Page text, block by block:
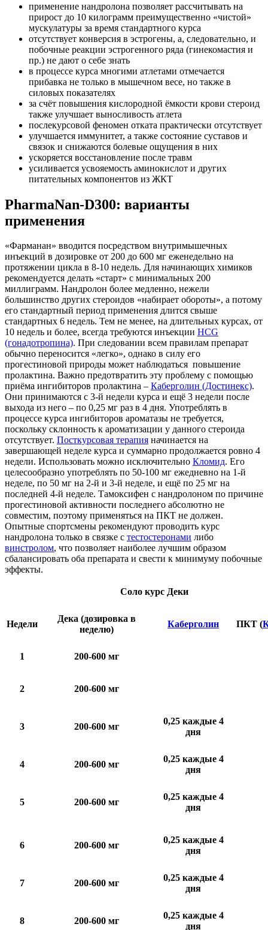
применение нандролона позволяет рассчитывать на
прирост до 10 килограмм преимущественно «чистой»
мускулатуры за время стандартного курса
отсутствует конверсия в эстрогены, а, следовательно, и
побочные реакции эстрогенного ряда (гинекомастия и
пр.) не дают о себе знать
в процессе курса многими атлетами отмечается
прибавка не только в мышечном весе, но также в
силовых показателях
за счёт повышения кислородной ёмкости крови стероид
также улучшает выносливость атлета
послекурсовой феномен отката практически отсутствует
улучшается иммунитет, а также состояние суставов и
связок и снижаются болевые ощущения в них
ускоряется восстановление после травм
усиливается усвояемость аминокислот и других
питательных компонентов из ЖКТ
PharmaNan-D300: варианты
применения
«Фарманан» вводится посредством внутримышечных
инъекций в дозировке от 200 до 600 мг еженедельно на
протяжении цикла в 8-10 недель. Для начинающих химиков
рекомендуется делать «старт» с минимальных 200
миллиграмм. Нандролон более медленно, нежели
большинство других стероидов «набирает обороты», а потому
его стандартный период применения длится свыше
стандартных 6 недель. Тем не менее, на длительных курсах, от
10 недель и более, всегда требуются инъекции HCG
(гонадотропина). При следовании всем правилам препарат
обычно переносится «легко», однако в силу его
прогестиновой природы может наблюдаться повышение
пролактина. Важно предотвратить эту проблему с помощью
приёма ингибиторов пролактина – Каберголин (Достинекс).
Они принимаются с 3-й недели курса и ещё 3 недели после
выхода из него – по 0,25 мг раз в 4 дня. Употреблять в
процессе курса ингибиторов ароматазы не требуется,
поскольку склонность к ароматизации у данного стероида
отсутствует. Посткурсовая терапия начинается на
завершающей неделе курса и суммарно продолжается ровно 4
недели. Использовать можно исключительно Кломид. Его
целесообразно употреблять по 50-100 мг ежедневно на 1-й
неделе, по 50 мг на 2-й и 3-й неделе, и ещё по 25 мг на
последней 4-й неделе. Тамоксифен с нандролоном по причине
прогестиновой активности последнего абсолютно не
совместим, поэтому применяться на ПКТ не должен.
Опытные спортсмены рекомендуют проводить курс
нандролона только в связке с тестостеронами либо
винстролом, что позволяет наиболее лучшим образом
сбалансировать оба препарата и свести к минимуму побочные
эффекты.
Соло курс Деки
Недели
Дека (дозировка в
неделю)
Каберголин ПКТ (
1 200-600 мг
2 200-600 мг
3 200-600 мг
0,25 каждые 4
дня
4 200-600 мг
0,25 каждые 4
дня
5 200-600 мг
0,25 каждые 4
дня
6 200-600 мг
0,25 каждые 4
дня
7 200-600 мг
0,25 каждые 4
дня
8 200-600 мг
0,25 каждые 4
дня